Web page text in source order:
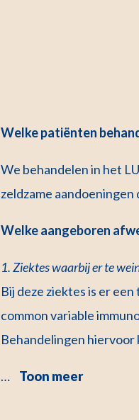
Welke patiënten
We behandelen in het
zeldzame aandoeningen
Welke aangeboren
1. Ziektes waarbij er te
Bij deze ziektes is er
common variable
Behandelingen hiervoor
… Toon meer